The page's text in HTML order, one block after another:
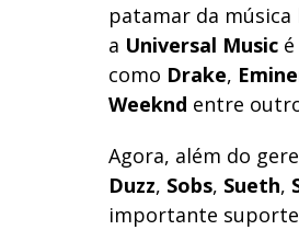
patamar da
a Universal Music
como Drake,
Weeknd entre
Agora, além do
Duzz, Sobs, Sueth,
importante